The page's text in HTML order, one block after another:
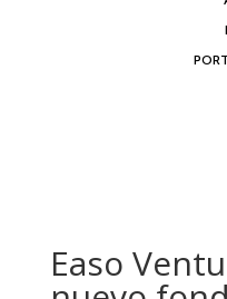
Easo